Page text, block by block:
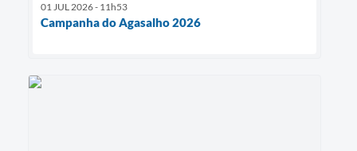
01 JUL 2026 - 11h53
Campanha do Agasalho 2026